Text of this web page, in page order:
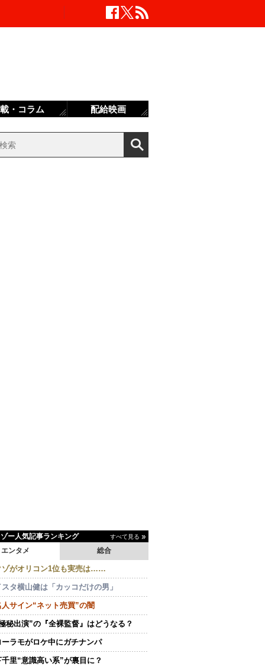
ー人気記事ランキング すべて見る
エンタメ 総合
ゾがオリコン1位も実売は……
タ横山健は「カッコだけの男」
人サイン“ネット売買”の闇
秘出演”の『全裸監督』はどうなる？
ーラモがロケ中にガチナンパ
里“意識高い系”が裏目に？
・コラム 配給映画